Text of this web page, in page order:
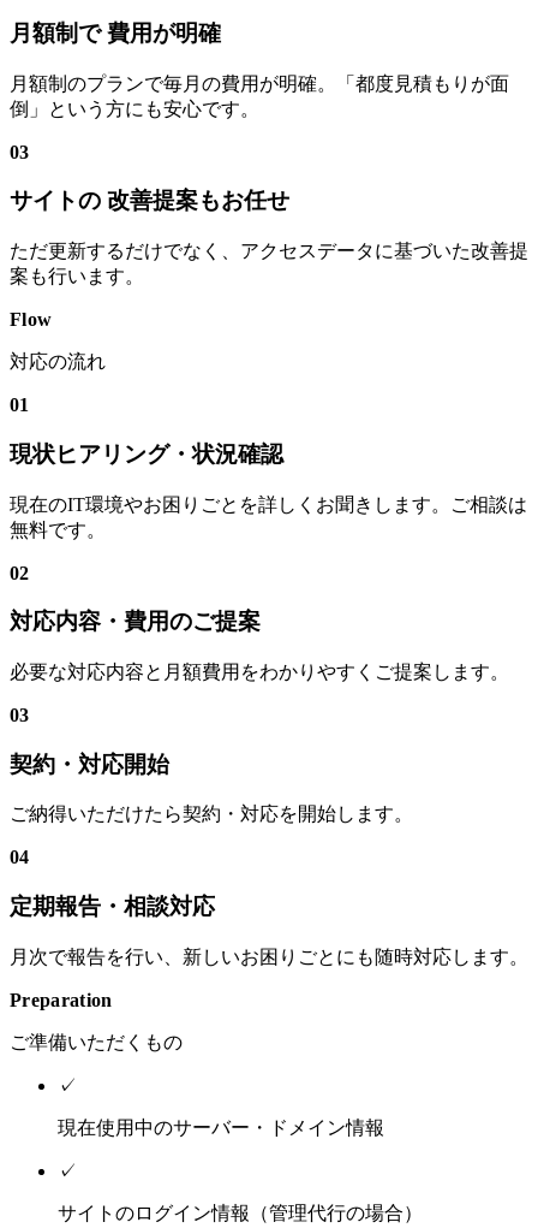
月額制で 費用が明確
月額制のプランで毎月の費用が明確。「都度見積もりが面
倒」という方にも安心です。
03
サイトの 改善提案もお任せ
ただ更新するだけでなく、アクセスデータに基づいた改善提
案も行います。
Flow
対応の流れ
01
現状ヒアリング・状況確認
現在のIT環境やお困りごとを詳しくお聞きします。ご相談は
無料です。
02
対応内容・費用のご提案
必要な対応内容と月額費用をわかりやすくご提案します。
03
契約・対応開始
ご納得いただけたら契約・対応を開始します。
04
定期報告・相談対応
月次で報告を行い、新しいお困りごとにも随時対応します。
Preparation
ご準備いただくもの
✓
現在使用中のサーバー・ドメイン情報
✓
サイトのログイン情報（管理代行の場合）